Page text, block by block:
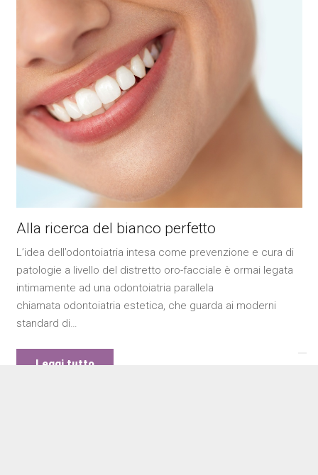
Alla ricerca del bianco perfetto
L’idea dell’odontoiatria intesa come prevenzione e cura di
patologie a livello del distretto oro-facciale è ormai legata
intimamente ad una odontoiatria parallela
chiamata odontoiatria estetica, che guarda ai moderni
standard di…
Leggi tutto